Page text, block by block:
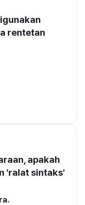
rentetan
apakah
'ralat sintaks'